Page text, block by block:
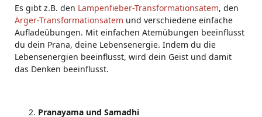
Es gibt z.B. den Lampenfieber-Transformationsatem, den
Ärger-Transformationsatem und verschiedene einfache
Aufladeübungen. Mit einfachen Atemübungen beeinflusst
du dein Prana, deine Lebensenergie. Indem du die
Lebensenergien beeinflusst, wird dein Geist und damit
das Denken beeinflusst.
Pranayama und Samadhi